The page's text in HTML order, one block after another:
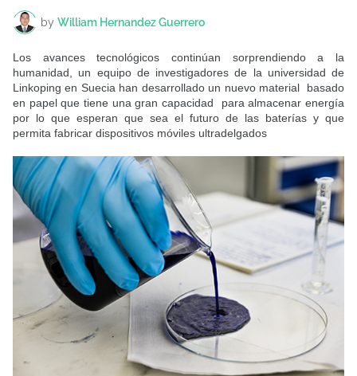
by William Hernandez Guerrero
Los avances tecnológicos continúan sorprendiendo a la
humanidad, un equipo de investigadores de la universidad de
Linkoping en Suecia han desarrollado un nuevo material basado
en papel que tiene una gran capacidad para almacenar energía
por lo que esperan que sea el futuro de las baterías y que
permita fabricar dispositivos móviles ultradelgados